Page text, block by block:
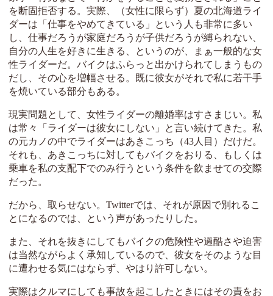
を断固拒否する。実際、（女性に限らず）夏の北海道ライ
ダーは「仕事をやめてきている」という人も非常に多い
し、仕事だろうが家庭だろうが子供だろうが縛られない、
自分の人生を好きに生きる、というのが、まぁ一般的な女
性ライダーだ。バイクはふらっと出かけられてしまうもの
だし、その心を増幅させる。既に彼女がそれで私に若干手
を焼いている部分もある。
現実問題として、女性ライダーの離婚率はすさまじい。私
は常々「ライダーは彼女にしない」と言い続けてきた。私
の元カノの中でライダーはあきこっち（43人目）だけだ。
それも、あきこっちに対してもバイクをおりる、もしくは
乗車を私の支配下でのみ行うという条件を飲ませての交際
だった。
だから、取らせない。Twitterでは、それが原因で別れるこ
とになるのでは、という声があったりした。
また、それを抜きにしてもバイクの危険性や過酷さや迫害
は当然ながらよく承知しているので、彼女をそのような目
に遭わせる気にはならず、やはり許可しない。
実際はクルマにしても事故を起こしたときにはその責をお